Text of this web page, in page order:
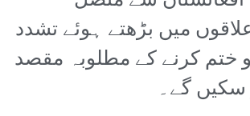
میں بڑھتے ہوئے تشدد
ختم کرنے کے مطلوبہ مقصد
گے۔